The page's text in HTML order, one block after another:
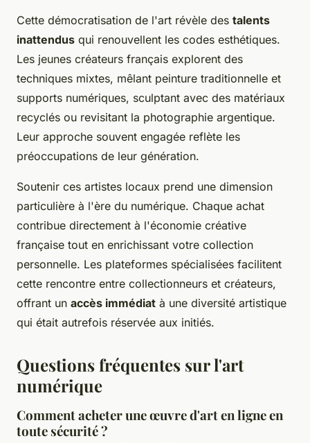
Cette démocratisation de l'art révèle des talents
inattendus qui renouvellent les codes esthétiques.
Les jeunes créateurs français explorent des
techniques mixtes, mêlant peinture traditionnelle et
supports numériques, sculptant avec des matériaux
recyclés ou revisitant la photographie argentique.
Leur approche souvent engagée reflète les
préoccupations de leur génération.
Soutenir ces artistes locaux prend une dimension
particulière à l'ère du numérique. Chaque achat
contribue directement à l'économie créative
française tout en enrichissant votre collection
personnelle. Les plateformes spécialisées facilitent
cette rencontre entre collectionneurs et créateurs,
offrant un accès immédiat à une diversité artistique
qui était autrefois réservée aux initiés.
Questions fréquentes sur l'art
numérique
Comment acheter une œuvre d'art en ligne en
toute sécurité ?